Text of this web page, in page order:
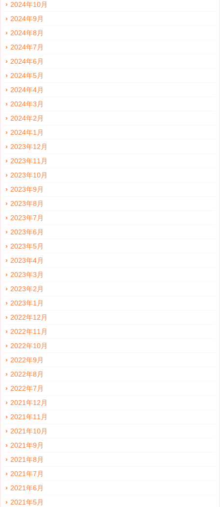
2024年10月
2024年9月
2024年8月
2024年7月
2024年6月
2024年5月
2024年4月
2024年3月
2024年2月
2024年1月
2023年12月
2023年11月
2023年10月
2023年9月
2023年8月
2023年7月
2023年6月
2023年5月
2023年4月
2023年3月
2023年2月
2023年1月
2022年12月
2022年11月
2022年10月
2022年9月
2022年8月
2022年7月
2021年12月
2021年11月
2021年10月
2021年9月
2021年8月
2021年7月
2021年6月
2021年5月